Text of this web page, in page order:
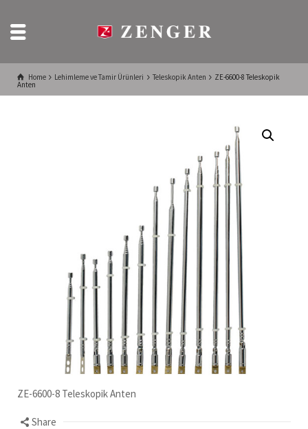
Home Lehimleme ve Tamir Ürünleri Teleskopik Anten ZE-6600-8 Teleskopik
Anten
ZE-6600-8 Teleskopik Anten
Share